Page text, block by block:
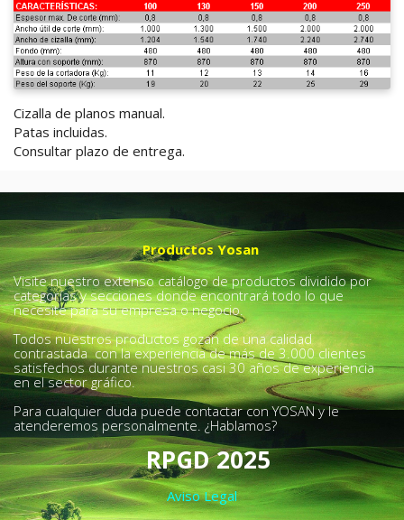
Cizalla de planos manual.
Patas incluidas.
Consultar plazo de entrega.
Productos Yosan
Visite nuestro extenso catálogo de productos dividido por
categorías y secciones donde encontrará todo lo que
necesite para su empresa o negocio.
Todos nuestros productos gozan de una calidad
contrastada con la experiencia de más de 3.000 clientes
satisfechos durante nuestros casi 30 años de experiencia
en el sector gráfico.
Para cualquier duda puede contactar con YOSAN y le
atenderemos personalmente. ¿Hablamos?
RPGD 2025
Aviso Legal